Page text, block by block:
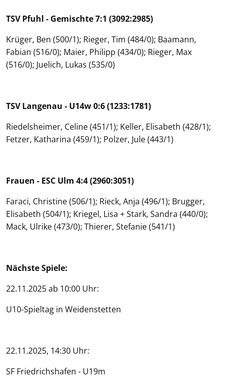
TSV Pfuhl - Gemischte 7:1 (3092:2985)
Krüger, Ben (500/1); Rieger, Tim (484/0); Baamann,
Fabian (516/0); Maier, Philipp (434/0); Rieger, Max
(516/0); Juelich, Lukas (535/0)
TSV Langenau - U14w 0:6 (1233:1781)
Riedelsheimer, Celine (451/1); Keller, Elisabeth (428/1);
Fetzer, Katharina (459/1); Polzer, Jule (443/1)
Frauen - ESC Ulm 4:4 (2960:3051)
Faraci, Christine (506/1); Rieck, Anja (496/1); Brugger,
Elisabeth (504/1); Kriegel, Lisa + Stark, Sandra (440/0);
Mack, Ulrike (473/0); Thierer, Stefanie (541/1)
Nächste Spiele:
22.11.2025 ab 10:00 Uhr:
U10-Spieltag in Weidenstetten
22.11.2025, 14:30 Uhr:
SF Friedrichshafen - U19m